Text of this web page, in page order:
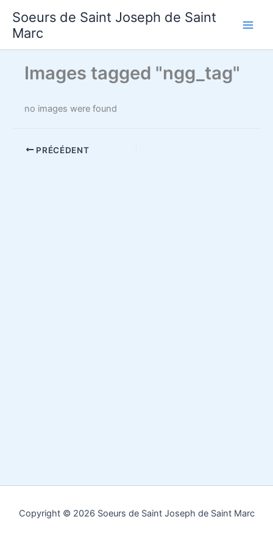
contenu
Soeurs de Saint Joseph de Saint
Marc
Images tagged "ngg_tag"
no images were found
PRÉCÉDENT
Copyright © 2026 Soeurs de Saint Joseph de Saint Marc